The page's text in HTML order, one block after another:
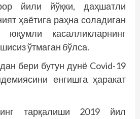
йили йўқки, даҳшатли
ҳаётига раҳна соладиган
касалликларнинг
ўтмаган бўлса.
бери бутун дунё Covid-19
енгишга ҳаракат
тарқалиши 2019 йил